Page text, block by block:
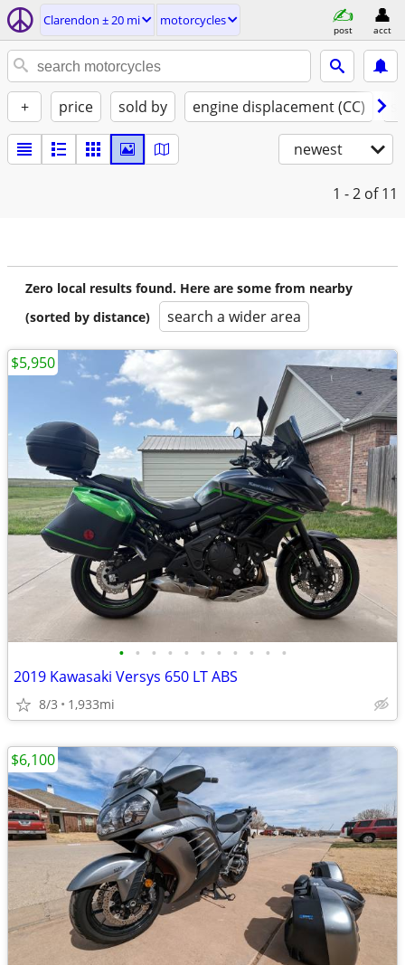
Clarendon ± 20 mi motorcycles
post acct
+ price sold by engine displacement (CC)
newest
1 - 2 of 11
Zero local results found. Here are some from nearby
(sorted by distance)
search a wider area
• • • • • • • • • • •
2019 Kawasaki Versys 650 LT ABS
8/3 1,933mi
$5,950
$6,100